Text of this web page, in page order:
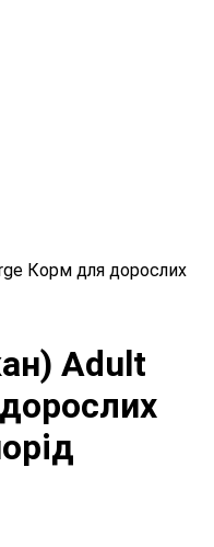
Корм ​​для дорослих
Adult